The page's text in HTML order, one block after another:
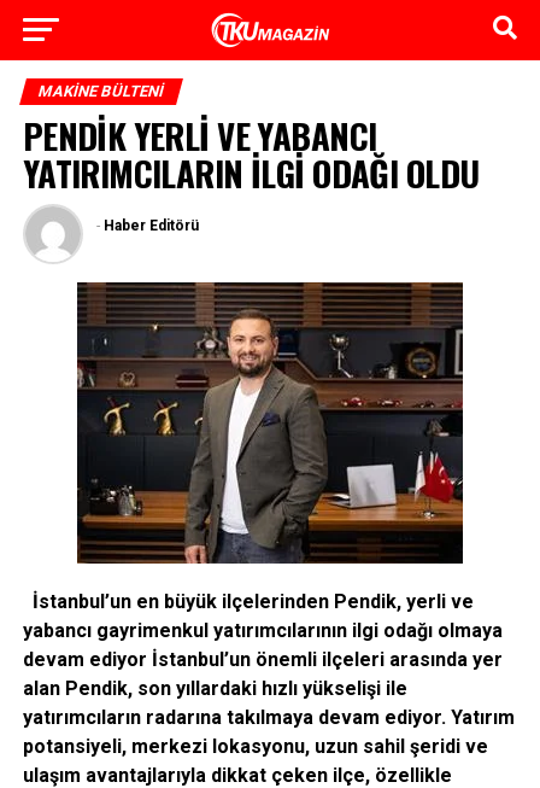
MAKINE BÜLTENI
PENDİK YERLİ VE YABANCI
YATIRIMCILARIN İLGİ ODAĞI OLDU
- Haber Editörü
İstanbul’un en büyük ilçelerinden Pendik, yerli ve
yabancı gayrimenkul yatırımcılarının ilgi odağı olmaya
devam ediyor İstanbul’un önemli ilçeleri arasında yer
alan Pendik, son yıllardaki hızlı yükselişi ile
yatırımcıların radarına takılmaya devam ediyor. Yatırım
potansiyeli, merkezi lokasyonu, uzun sahil şeridi ve
ulaşım avantajlarıyla dikkat çeken ilçe, özellikle